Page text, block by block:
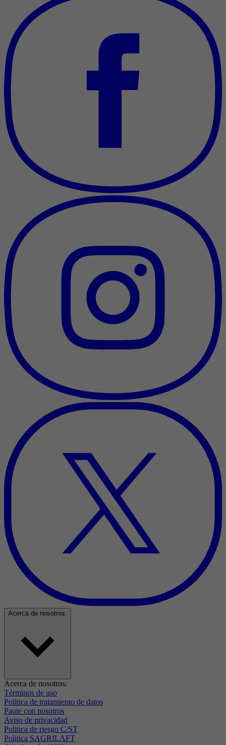
Acerca de nosotros:
Acerca de nosotros:
Términos de uso
Politica de tratamiento de datos
Paute con nosotros
Aviso de privacidad
Politica de riesgo C/ST
Politica SAGRILAFT